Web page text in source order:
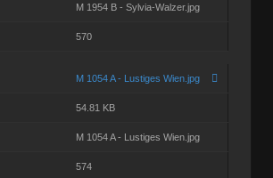
M 1954 B - Sylvia-Walzer.jpg
570
M 1054 A - Lustiges Wien.jpg
54.81 KB
M 1054 A - Lustiges Wien.jpg
574